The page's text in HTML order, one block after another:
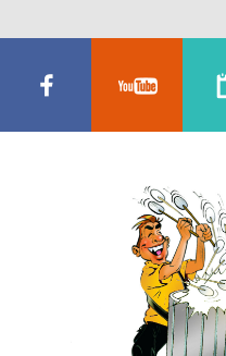
13 juillet 20252560 × 1707